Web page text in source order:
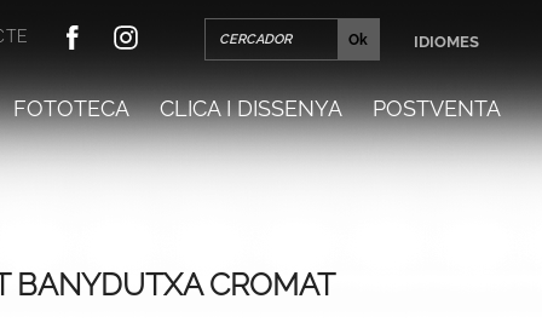
FOTOTECA CLICA I DISSENYA POSTVENTA
IDIOMES
BANYDUTXA CROMAT